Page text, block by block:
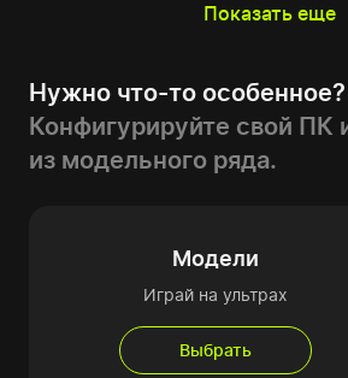
Показать еще
Нужно что-то особенное?
Конфигурируйте свой ПК
из модельного ряда.
Модели
Играй на ультрах
Выбрать